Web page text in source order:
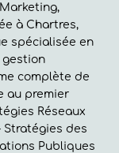
à Chartres,
spécialisée en
gestion
complète de
au premier
Réseaux
Stratégies des
Publiques